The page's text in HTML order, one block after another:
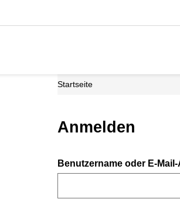
Startseite
Anmelden
Benutzername oder E-